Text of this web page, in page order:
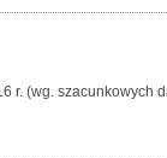
szacunkowych